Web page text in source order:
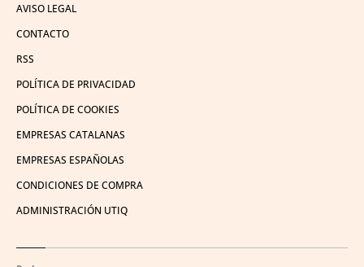
AVISO LEGAL
CONTACTO
RSS
POLÍTICA DE PRIVACIDAD
POLÍTICA DE COOKIES
EMPRESAS CATALANAS
EMPRESAS ESPAÑOLAS
CONDICIONES DE COMPRA
ADMINISTRACIÓN UTIQ